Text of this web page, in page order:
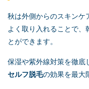
秋は外側からのスキンケ
よく取り入れることで、
とができます。
保湿や紫外線対策を徹底
セルフ脱毛の効果を最大